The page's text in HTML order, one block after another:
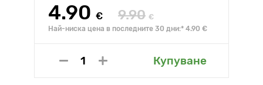
4.90 € 9.90 €
Най-ниска цена в последните 30 дни:* 4.90 €
Купуване